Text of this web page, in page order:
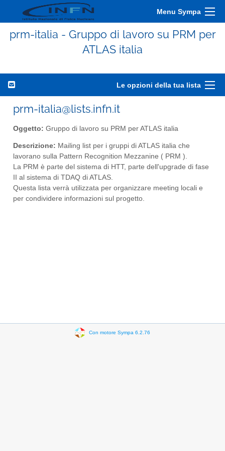
Menu Sympa
prm-italia - Gruppo di lavoro su PRM per
ATLAS italia
Le opzioni della tua lista
prm-italia@lists.infn.it
Oggetto: Gruppo di lavoro su PRM per ATLAS italia
Descrizione: Mailing list per i gruppi di ATLAS italia che
lavorano sulla Pattern Recognition Mezzanine ( PRM ).
La PRM è parte del sistema di HTT, parte dell'upgrade di fase
II al sistema di TDAQ di ATLAS.
Questa lista verrà utilizzata per organizzare meeting locali e
per condividere informazioni sul progetto.
Con motore Sympa 6.2.76